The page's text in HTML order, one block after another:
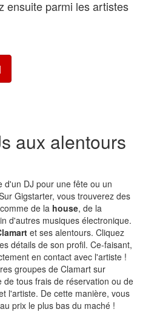
ensuite parmi les artistes
aux alentours
d'un DJ pour une fête ou un
Gigstarter, vous trouverez des
de la house, de la
d'autres musiques électronique.
et ses alentours. Cliquez
détails de son profil. Ce-faisant,
en contact avec l'artiste !
groupes de Clamart sur
de tous frais de réservation ou de
l'artiste. De cette manière, vous
prix le plus bas du maché !